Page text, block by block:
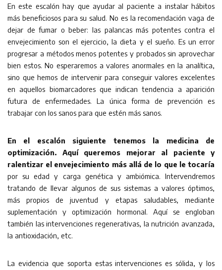
En este escalón hay que ayudar al paciente a instalar hábitos
más beneficiosos para su salud. No es la recomendación vaga de
dejar de fumar o beber: las palancas más potentes contra el
envejecimiento son el ejercicio, la dieta y el sueño. Es un error
progresar a métodos menos potentes y probados sin aprovechar
bien estos. No esperaremos a valores anormales en la analítica,
sino que hemos de intervenir para conseguir valores excelentes
en aquellos biomarcadores que indican tendencia a aparición
futura de enfermedades. La única forma de prevención es
trabajar con los sanos para que estén más sanos.
En el escalón siguiente tenemos la medicina de
optimización. Aquí queremos mejorar al paciente y
ralentizar el envejecimiento más allá de lo que le tocaría
por su edad y carga genética y ambiómica. Intervendremos
tratando de llevar algunos de sus sistemas a valores óptimos,
más propios de juventud y etapas saludables, mediante
suplementación y optimización hormonal. Aquí se engloban
también las intervenciones regenerativas, la nutrición avanzada,
la antioxidación, etc.
La evidencia que soporta estas intervenciones es sólida, y los